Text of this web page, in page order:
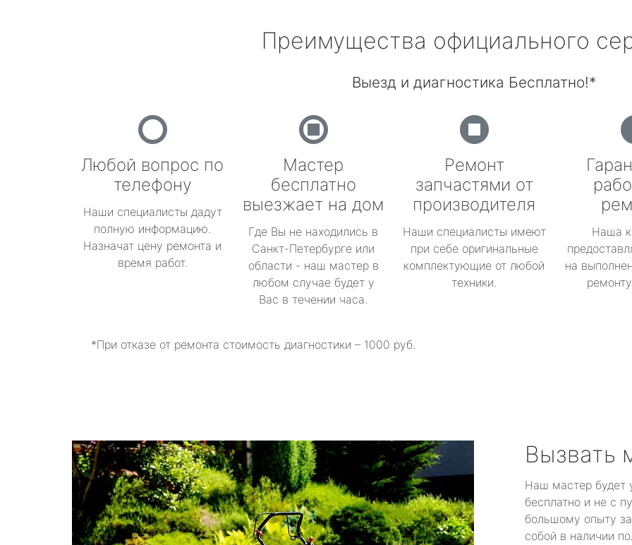
Преимущества официального
Выезд и диагностика Бесплатно!*
Любой вопрос по
телефону
Наши специалисты дадут
полную информацию.
Назначат цену ремонта и
время работ.
Мастер
бесплатно
выезжает на дом
Где Вы не находились в
Санкт-Петербурге или
области - наш мастер в
любом случае будет у
Вас в течении часа.
Ремонт
запчастями от
производителя
Наши специалисты имеют
при себе оригинальные
комплектующие от любой
техники.
Наша
на
*При отказе от ремонта стоимость диагностики – 1000 руб.
Вызвать
Наш мастер будет
бесплатно и не с
большому опыту
собой в наличии